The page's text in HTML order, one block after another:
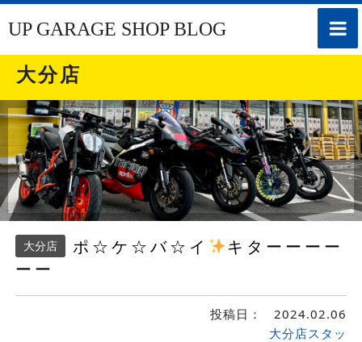
toggle
UP GARAGE SHOP BLOG
大分店
大分店 ポ☆ケ☆バ☆イ
キターーーー
ーー
投稿日： 2024.02.06
大分店スタッ